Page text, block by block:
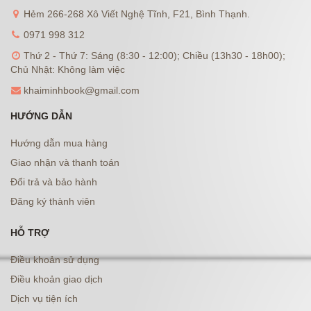
Hẻm 266-268 Xô Viết Nghệ Tĩnh, F21, Bình Thạnh.
0971 998 312
Thứ 2 - Thứ 7: Sáng (8:30 - 12:00); Chiều (13h30 - 18h00);
Chủ Nhật: Không làm việc
khaiminhbook@gmail.com
HƯỚNG DẪN
Hướng dẫn mua hàng
Giao nhận và thanh toán
Đổi trả và bảo hành
Đăng ký thành viên
HỖ TRỢ
Điều khoản sử dụng
Điều khoản giao dịch
Dịch vụ tiện ích